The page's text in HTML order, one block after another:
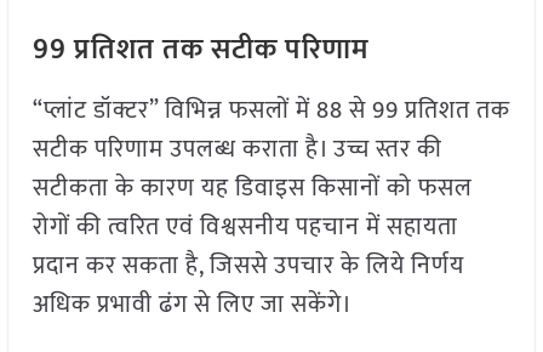
99 प्रतिशत तक सटीक परिणाम
“प्लांट डॉक्टर” विभिन्न फसलों में 88 से 99 प्रतिशत तक
सटीक परिणाम उपलब्ध कराता है। उच्च स्तर की
सटीकता के कारण यह डिवाइस किसानों को फसल
रोगों की त्वरित एवं विश्वसनीय पहचान में सहायता
प्रदान कर सकता है, जिससे उपचार के लिये निर्णय
अधिक प्रभावी ढंग से लिए जा सकेंगे।